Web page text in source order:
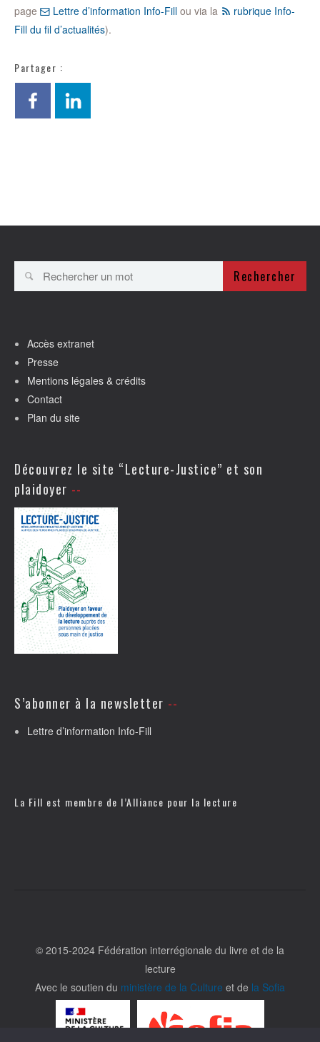
page
Lettre d’information Info-Fill ou via la
rubrique Info-
Fill du fil d’actualités).
Partager :
Rechercher
Accès extranet
Presse
Mentions légales & crédits
Contact
Plan du site
Découvrez le site “Lecture-Justice” et son
plaidoyer
S’abonner à la newsletter
Lettre d’information Info-Fill
La Fill est membre de l’Alliance pour la lecture
© 2015-2024 Fédération interrégionale du livre et de la
lecture
Avec le soutien du ministère de la Culture et de la Sofia